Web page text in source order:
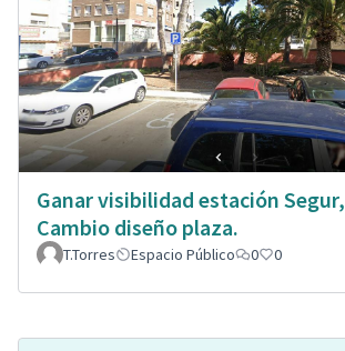
Ganar visibilidad estación Segur,
Cambio diseño plaza.
T.Torres Espacio Público 0 0